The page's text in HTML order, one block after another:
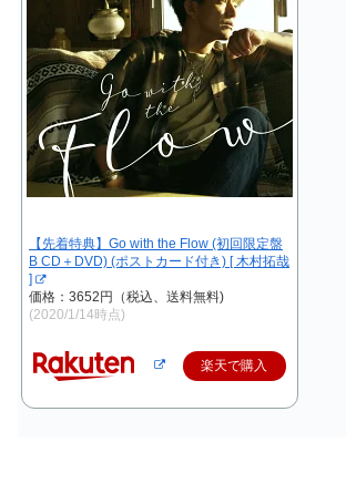
【先着特典】Go with the Flow (初回限定盤
B CD＋DVD) (ポストカード付き) [ 木村拓哉
]
価格：3652円（税込、送料無料)
(2020/1/14時点)
楽天で購入